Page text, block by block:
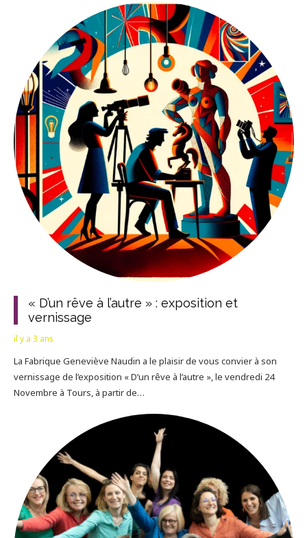
« D’un rêve à l’autre » : exposition et
vernissage
il y a 3 ans
La Fabrique Geneviève Naudin a le plaisir de vous convier à son
vernissage de l’exposition « D’un rêve à l’autre », le vendredi 24
Novembre à Tours, à partir de…